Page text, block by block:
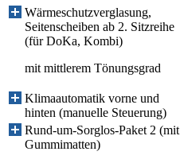
Wärmeschutzverglasung,
Seitenscheiben ab 2. Sitzreihe
(für DoKa, Kombi)
mit mittlerem Tönungsgrad
Klimaautomatik vorne und
hinten (manuelle Steuerung)
Rund-um-Sorglos-Paket 2 (mit
Gummimatten)